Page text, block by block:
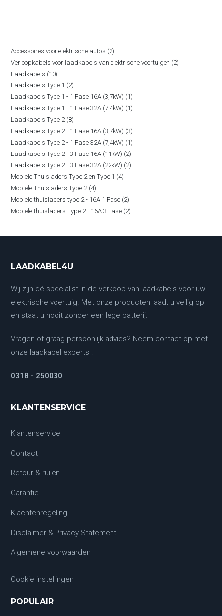
Accessoires voor elektrische auto's 22
producten
Verloopkabels voor laadkabels van elektrische voertuigen 22
Laadkabels 1010
producten
Laadkabels Type 1 22
producten
Laadkabels Type 1 - 1 Fase 16A (3,7kW) 11
product
Laadkabels Type 1 - 1 Fase 32A (7.4kW) 11
Laadkabels Type 2 88
producten
Laadkabels Type 2 - 1 Fase 16A (3,7kW) 33
producten
Laadkabels Type 2 - 1 Fase 32A (7,4kW) 11
product
Laadkabels Type 2 - 3 Fase 16A (11kW) 22
producten
Laadkabels Type 2 - 3 Fase 32A (22kW) 22
Mobiele Thuisladers Type 2 en Type 1 44
Mobiele Thuisladers Type 2 44
producten
Mobiele thuisladers type 2 - 16A 1 Fase 22
producten
Mobiele thuisladers Type 2 - 16A 3 Fase 22
LAADKABEL4U
Wij zijn dé specialist in de verkoop van laadkabels voor uw
elektrische voertuig. Met onze producten laadt u veilig op
en staat u nooit zonder een lege batterij.
Vragen of graag persoonlijk advies? Neem contact op met
onze laadkabel experts :
0318 - 250030
KLANTENSERVICE
Klantenservice
Contact
Retour & ruilen
Garantie
Klachtenregeling
Disclaimer & Privacy Statement
Algemene voorwaarden
Cookie instellingen
POPULAIR